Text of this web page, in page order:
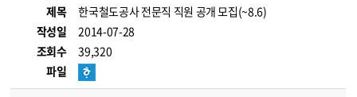
제목
한국철도공사 전문직 직원 공개 모집(~8.6)
작성일
2014-07-28
조회수
39,320
파일